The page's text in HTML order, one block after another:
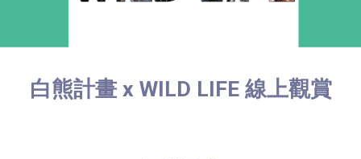
白熊計畫 x WILD LIFE 線上觀賞